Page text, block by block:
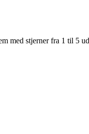
med stjerner fra 1 til 5